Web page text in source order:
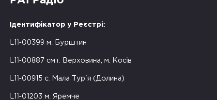
Ідентифікатор у Реєстрі:
L11-00399 м. Бурштин
L11-00887 смт. Верховина, м. Косів
L11-00915 с. Мала Тур'я (Долина)
L11-01203 м. Яремче